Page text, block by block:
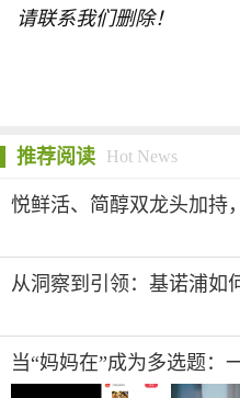
请联系我们删除！
推荐阅读 Hot News
悦鲜活、简醇双龙头加持
从洞察到引领：基诺浦如
当“妈妈在”成为多选题：
牌对话